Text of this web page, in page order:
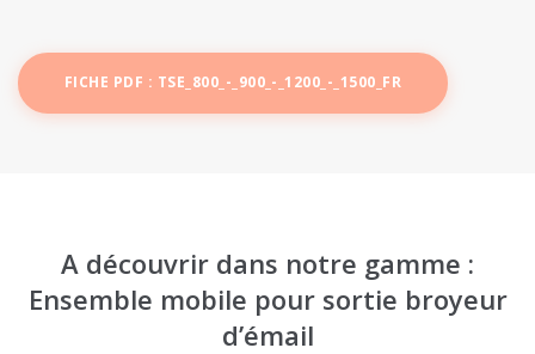
FICHE PDF : TSE_800_-_900_-_1200_-_1500_FR
A découvrir dans notre gamme :
Ensemble mobile pour sortie broyeur
d’émail